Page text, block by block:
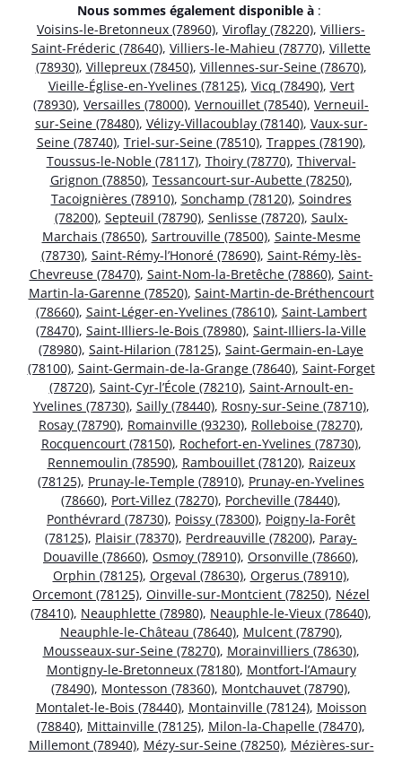
Nous sommes également disponible à :
Voisins-le-Bretonneux (78960), Viroflay (78220), Villiers-
Saint-Fréderic (78640), Villiers-le-Mahieu (78770), Villette
(78930), Villepreux (78450), Villennes-sur-Seine (78670),
Vieille-Église-en-Yvelines (78125), Vicq (78490), Vert
(78930), Versailles (78000), Vernouillet (78540), Verneuil-
sur-Seine (78480), Vélizy-Villacoublay (78140), Vaux-sur-
Seine (78740), Triel-sur-Seine (78510), Trappes (78190),
Toussus-le-Noble (78117), Thoiry (78770), Thiverval-
Grignon (78850), Tessancourt-sur-Aubette (78250),
Tacoignières (78910), Sonchamp (78120), Soindres
(78200), Septeuil (78790), Senlisse (78720), Saulx-
Marchais (78650), Sartrouville (78500), Sainte-Mesme
(78730), Saint-Rémy-l’Honoré (78690), Saint-Rémy-lès-
Chevreuse (78470), Saint-Nom-la-Bretêche (78860), Saint-
Martin-la-Garenne (78520), Saint-Martin-de-Bréthencourt
(78660), Saint-Léger-en-Yvelines (78610), Saint-Lambert
(78470), Saint-Illiers-le-Bois (78980), Saint-Illiers-la-Ville
(78980), Saint-Hilarion (78125), Saint-Germain-en-Laye
(78100), Saint-Germain-de-la-Grange (78640), Saint-Forget
(78720), Saint-Cyr-l’École (78210), Saint-Arnoult-en-
Yvelines (78730), Sailly (78440), Rosny-sur-Seine (78710),
Rosay (78790), Romainville (93230), Rolleboise (78270),
Rocquencourt (78150), Rochefort-en-Yvelines (78730),
Rennemoulin (78590), Rambouillet (78120), Raizeux
(78125), Prunay-le-Temple (78910), Prunay-en-Yvelines
(78660), Port-Villez (78270), Porcheville (78440),
Ponthévrard (78730), Poissy (78300), Poigny-la-Forêt
(78125), Plaisir (78370), Perdreauville (78200), Paray-
Douaville (78660), Osmoy (78910), Orsonville (78660),
Orphin (78125), Orgeval (78630), Orgerus (78910),
Orcemont (78125), Oinville-sur-Montcient (78250), Nézel
(78410), Neauphlette (78980), Neauphle-le-Vieux (78640),
Neauphle-le-Château (78640), Mulcent (78790),
Mousseaux-sur-Seine (78270), Morainvilliers (78630),
Montigny-le-Bretonneux (78180), Montfort-l’Amaury
(78490), Montesson (78360), Montchauvet (78790),
Montalet-le-Bois (78440), Montainville (78124), Moisson
(78840), Mittainville (78125), Milon-la-Chapelle (78470),
Millemont (78940), Mézy-sur-Seine (78250), Mézières-sur-